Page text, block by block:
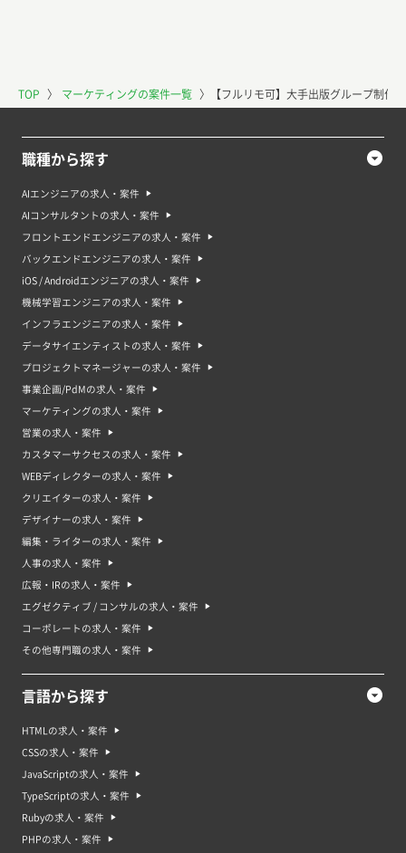
TOP 〉 マーケティングの案件一覧 〉 【フルリモ可】大手出版グループ制作
職種から探す
AIエンジニアの求人・案件
AIコンサルタントの求人・案件
フロントエンドエンジニアの求人・案件
バックエンドエンジニアの求人・案件
iOS / Androidエンジニアの求人・案件
機械学習エンジニアの求人・案件
インフラエンジニアの求人・案件
データサイエンティストの求人・案件
プロジェクトマネージャーの求人・案件
事業企画/PdMの求人・案件
マーケティングの求人・案件
営業の求人・案件
カスタマーサクセスの求人・案件
WEBディレクターの求人・案件
クリエイターの求人・案件
デザイナーの求人・案件
編集・ライターの求人・案件
人事の求人・案件
広報・IRの求人・案件
エグゼクティブ / コンサルの求人・案件
コーポレートの求人・案件
その他専門職の求人・案件
言語から探す
HTMLの求人・案件
CSSの求人・案件
JavaScriptの求人・案件
TypeScriptの求人・案件
Rubyの求人・案件
PHPの求人・案件